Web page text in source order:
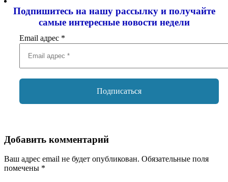
Подпишитесь на нашу рассылку и получайте
самые интересные новости недели
Email адрес *
Добавить комментарий
Ваш адрес email не будет опубликован. Обязательные поля
помечены *